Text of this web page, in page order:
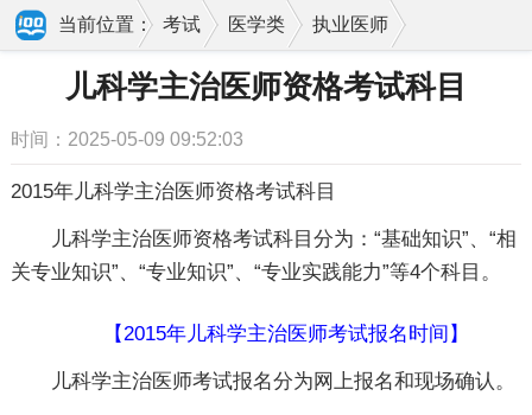
当前位置： 考试 医学类 执业医师
报名 儿科学主治医师资格考试科目
儿科学主治医师资格考试科目
时间：2025-05-09 09:52:03
2015年儿科学主治医师资格考试科目
儿科学主治医师资格考试科目分为：“基础知识”、“相
关专业知识”、“专业知识”、“专业实践能力”等4个科目。
【2015年儿科学主治医师考试报名时间】
儿科学主治医师考试报名分为网上报名和现场确认。